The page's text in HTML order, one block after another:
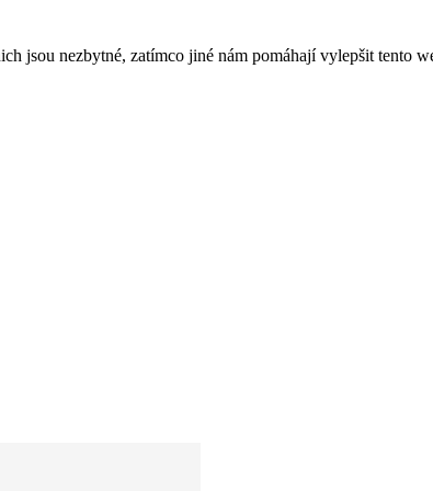
jsou nezbytné, zatímco jiné nám pomáhají vylepšit tento